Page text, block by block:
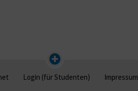
Login (für Studenten) Impressum